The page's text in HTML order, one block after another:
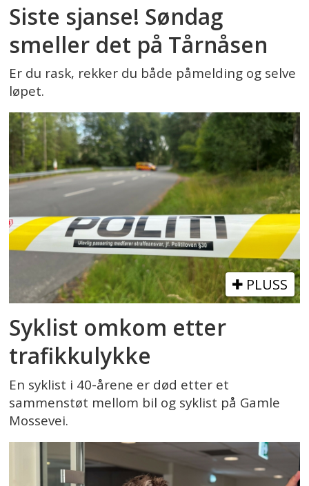
Siste sjanse! Søndag
smeller det på Tårnåsen
Er du rask, rekker du både påmelding og selve
løpet.
PLUSS
Syklist omkom etter
trafikkulykke
En syklist i 40-årene er død etter et
sammenstøt mellom bil og syklist på Gamle
Mossevei.